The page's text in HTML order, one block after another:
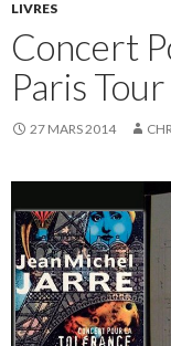
LIVRES
Concert
Paris
27 MARS 2014